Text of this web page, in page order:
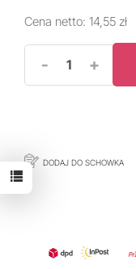
Cena netto: 14,55 zł
- +
DODAJ DO SCHOWKA